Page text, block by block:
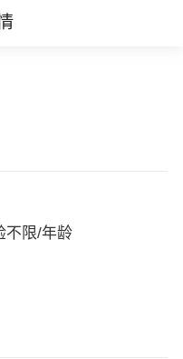
不限/年龄